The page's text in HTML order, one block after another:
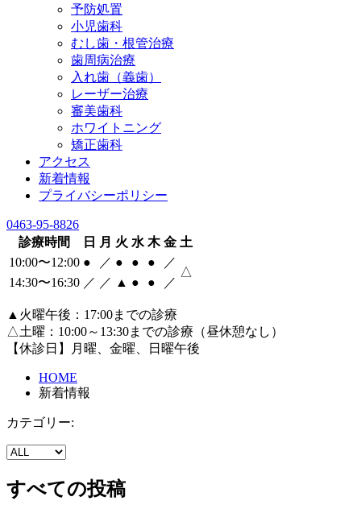
予防処置
小児歯科
むし歯・根管治療
歯周病治療
入れ歯（義歯）
レーザー治療
審美歯科
ホワイトニング
矯正歯科
アクセス
新着情報
プライバシーポリシー
0463-95-8826
診療時間
日 月 火 水 木 金 土
10:00〜12:00 ● ／ ● ● ● ／
△
14:30〜16:30 ／ ／ ▲ ● ● ／
▲火曜午後：17:00までの診療
△土曜：10:00～13:30までの診療（昼休憩なし）
【休診日】月曜、金曜、日曜午後
HOME
新着情報
カテゴリー:
すべての投稿